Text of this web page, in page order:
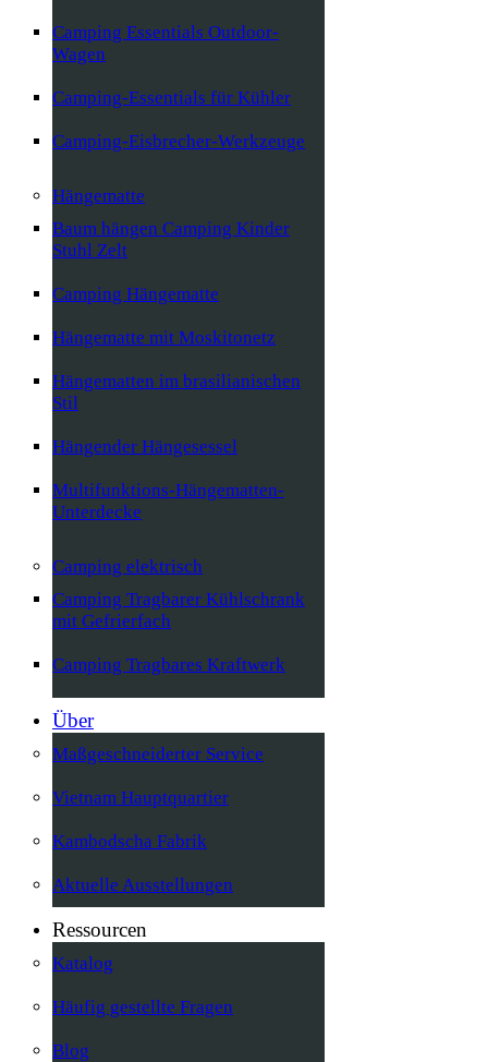
Camping Essentials Outdoor-
Wagen
Camping-Essentials für Kühler
Camping-Eisbrecher-Werkzeuge
Hängematte
Baum hängen Camping Kinder
Stuhl Zelt
Camping Hängematte
Hängematte mit Moskitonetz
Hängematten im brasilianischen
Stil
Hängender Hängesessel
Multifunktions-Hängematten-
Unterdecke
Camping elektrisch
Camping Tragbarer Kühlschrank
mit Gefrierfach
Camping Tragbares Kraftwerk
Über
Maßgeschneiderter Service
Vietnam Hauptquartier
Kambodscha Fabrik
Aktuelle Ausstellungen
Ressourcen
Katalog
Häufig gestellte Fragen
Blog